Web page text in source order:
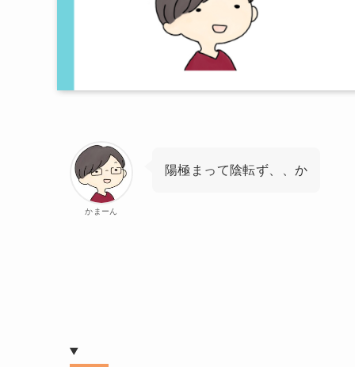
かまーん
陽極まって陰転ず、、か